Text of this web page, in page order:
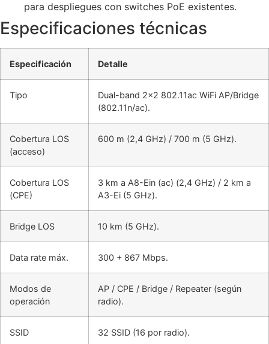
para despliegues con switches PoE existentes.
Especificaciones técnicas
Especificación Detalle
Tipo
Dual-band 2×2 802.11ac WiFi AP/Bridge
(802.11n/ac).
Cobertura LOS
(acceso)
600 m (2,4 GHz) / 700 m (5 GHz).
Cobertura LOS
(CPE)
3 km a A8-Ein (ac) (2,4 GHz) / 2 km a
A3-Ei (5 GHz).
Bridge LOS 10 km (5 GHz).
Data rate máx. 300 + 867 Mbps.
Modos de
operación
AP / CPE / Bridge / Repeater (según
radio).
SSID 32 SSID (16 por radio).